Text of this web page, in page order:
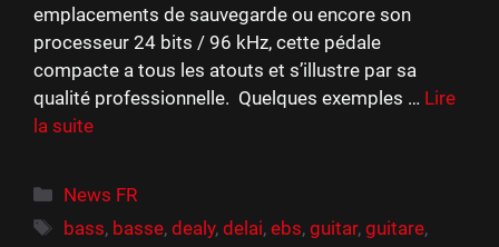
emplacements de sauvegarde ou encore son
processeur 24 bits / 96 kHz, cette pédale
compacte a tous les atouts et s’illustre par sa
qualité professionnelle. Quelques exemples … Lire
la suite
Catégories
News FR
Étiquettes
bass, basse,dealy,delai,ebs,guitar,guitare,